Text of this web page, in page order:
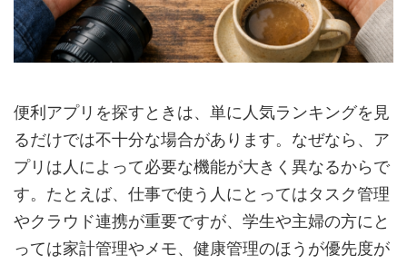
便利アプリを探すときは、単に人気ランキングを見
るだけでは不十分な場合があります。なぜなら、ア
プリは人によって必要な機能が大きく異なるからで
す。たとえば、仕事で使う人にとってはタスク管理
やクラウド連携が重要ですが、学生や主婦の方にと
っては家計管理やメモ、健康管理のほうが優先度が